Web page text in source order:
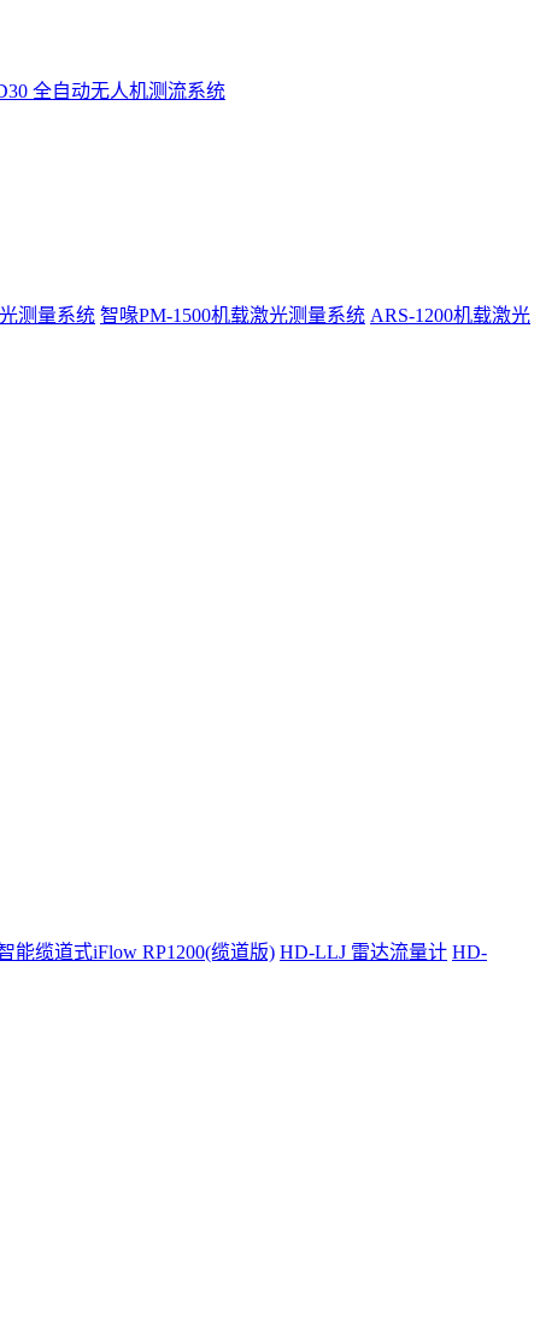
全自动无人机测流系统
测量系统 智喙PM-1500机载激光测量系统 ARS-1200机载激光
能缆道式iFlow RP1200(缆道版) HD-LLJ 雷达流量计 HD-